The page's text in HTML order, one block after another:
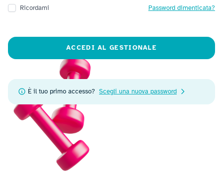
Ricordami Password dimenticata?
ACCEDI AL GESTIONALE
È il tuo primo accesso? Scegli una nuova password